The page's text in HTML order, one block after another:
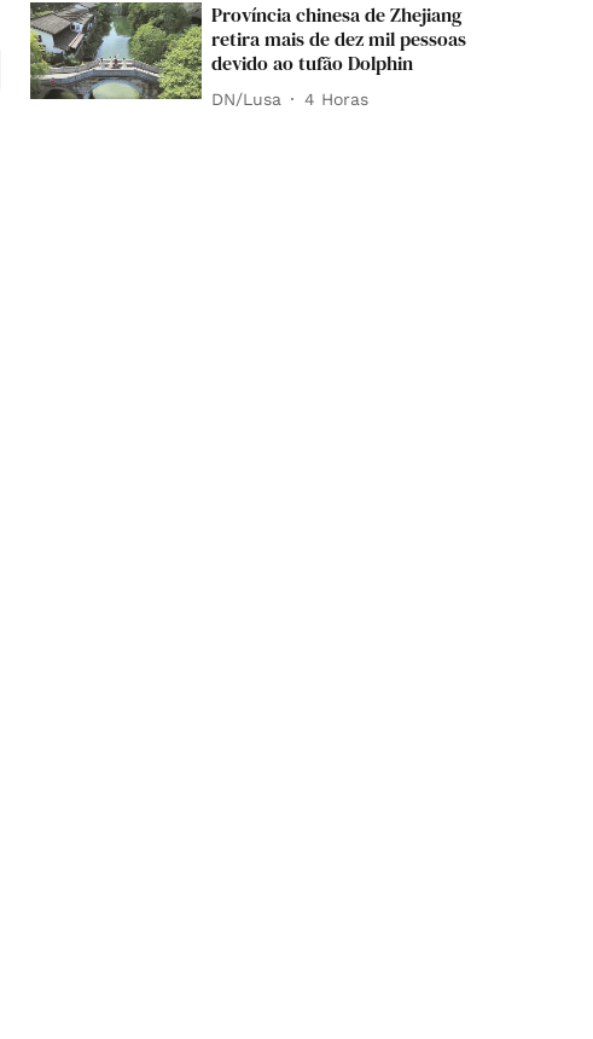
Província chinesa de Zhejiang
retira mais de dez mil pessoas
devido ao tufão Dolphin
DN/Lusa 4 Horas